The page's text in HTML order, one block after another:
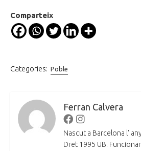
Comparteix
Categories: Poble
Ferran Calvera
FacebookInstagram
Nascut a Barcelona l'
Dret 1995 UB.